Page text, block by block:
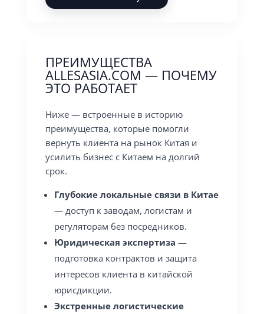
ПРЕИМУЩЕСТВА
ALLESASIA.COM — ПОЧЕМУ
ЭТО РАБОТАЕТ
Ниже — встроенные в историю
преимущества, которые помогли
вернуть клиента на рынок Китая и
усилить бизнес с Китаем на долгий
срок.
Глубокие локальные связи в Китае
— доступ к заводам, логистам и
регуляторам без посредников.
Юридическая экспертиза —
подготовка контрактов и защита
интересов клиента в китайской
юрисдикции.
Экстренные логистические